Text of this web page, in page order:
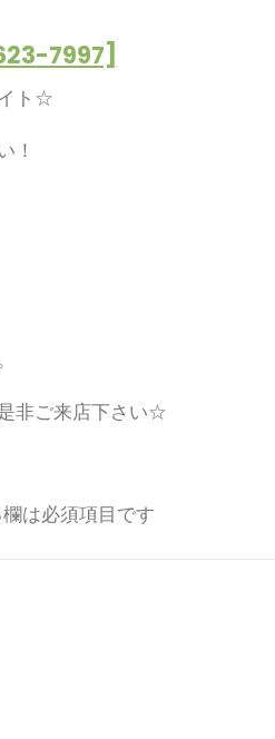
7997]
ト☆
！
非ご来店下さい☆
は必須項目です